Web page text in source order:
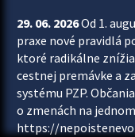
29. 06. 2026Od 1.
praxe nové pravidlá
ktoré radikálne
cestnej premávke a
systému PZP.
o zmenách na
https://